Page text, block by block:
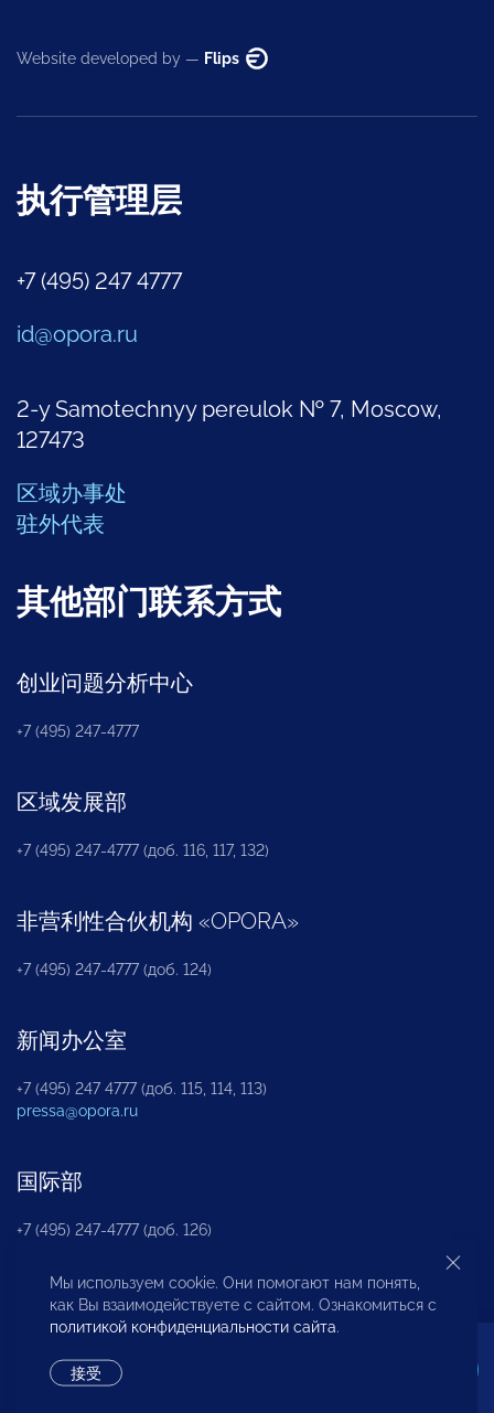
Website developed by — Flips
执行管理层
+7 (495) 247 4777
id@opora.ru
2-y Samotechnyy pereulok № 7, Moscow,
127473
区域办事处
驻外代表
其他部门联系方式
创业问题分析中心
+7 (495) 247-4777
区域发展部
+7 (495) 247-4777 (доб. 116, 117, 132)
非营利性合伙机构 «OPORA»
+7 (495) 247-4777 (доб. 124)
新闻办公室
+7 (495) 247 4777 (доб. 115, 114, 113)
pressa@opora.ru
国际部
+7 (495) 247-4777 (доб. 126)
商投权益保护部
Мы используем cookie. Они помогают нам понять,
как Вы взаимодействуете с сайтом. Ознакомиться с
политикой конфиденциальности сайта.
接受